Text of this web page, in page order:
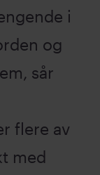
i
og
sår
flere av
med